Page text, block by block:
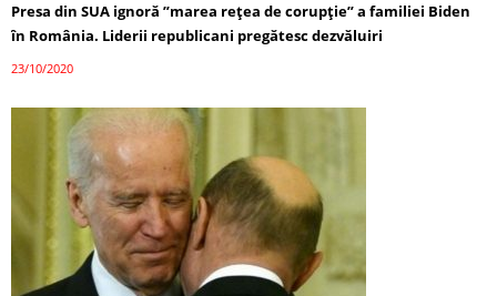
Presa din SUA ignoră ”marea reţea de corupţie” a familiei Biden
în România. Liderii republicani pregătesc dezvăluiri
23/10/2020